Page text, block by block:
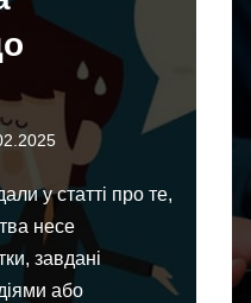
у статті про те,
несе
завдані
або